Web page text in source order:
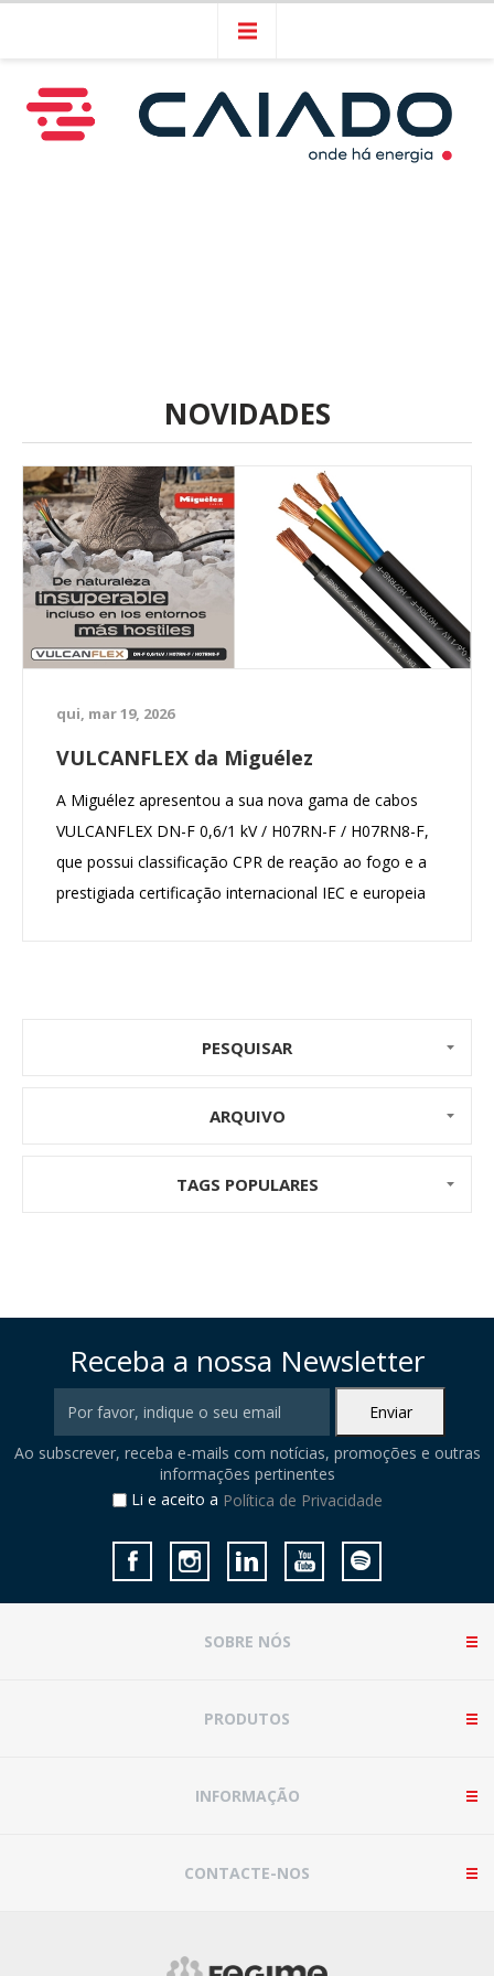
NOVIDADES
qui, mar 19, 2026
VULCANFLEX da Miguélez
A Miguélez apresentou a sua nova gama de cabos
VULCANFLEX DN-F 0,6/1 kV / H07RN-F / H07RN8-F,
que possui classificação CPR de reação ao fogo e a
prestigiada certificação internacional IEC e europeia
PESQUISAR
ARQUIVO
TAGS POPULARES
Receba a nossa Newsletter
Ao subscrever, receba e-mails com notícias, promoções e outras
informações pertinentes
Li e aceito a Política de Privacidade
SOBRE NÓS
PRODUTOS
INFORMAÇÃO
CONTACTE-NOS